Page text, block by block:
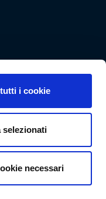
i cookie
selezionati
necessari